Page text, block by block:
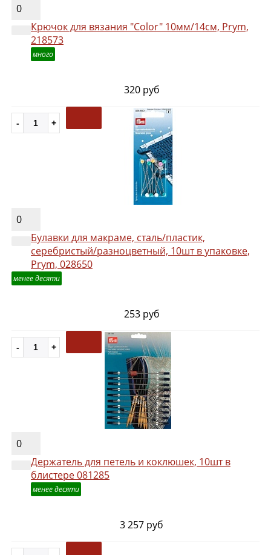
0
Крючок для вязания "Color" 10мм/14см, Prym,
218573
много
320 руб
0
Булавки для макраме, сталь/пластик,
серебристый/разноцветный, 10шт в упаковке,
Prym, 028650
менее десяти
253 руб
0
Держатель для петель и коклюшек, 10шт в
блистере 081285
менее десяти
3 257 руб